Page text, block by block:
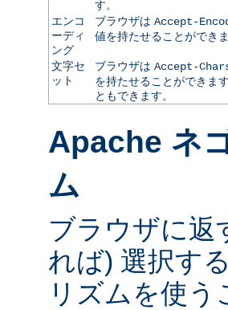
す。
エンコ
ーディ
ング
ブラウザは Accept-
値を持たせることができま
文字セ
ット
ブラウザは Accept-
を持たせることができま
ともできます。
Apache ネ
ム
ブラウザに返
れば) 選択す
リズムを使